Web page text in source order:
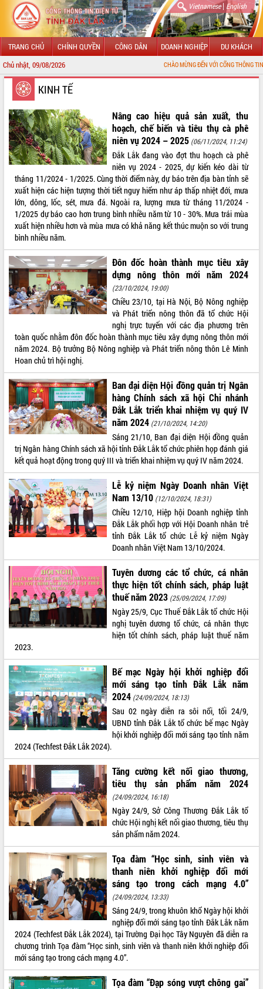
Vietnamese| English
TRANG CHỦ CHÍNH QUYỀN CÔNG DÂN DOANH NGHIỆP DU KHÁCH
Chủ nhật, 09/08/2026 CHÀO MỪNG ĐẾN VỚI CỔNG THÔNG TIN ĐIỆN TỬ TỈNH
GIỚI THIỆU
LÃNH ĐẠO UBND TỈNH
TIN TỨC SỰ KIỆN
SỞ, BAN, NGÀNH
UBND CÁC XÃ, PHƯỜNG
THÔNG TIN CHỈ ĐẠO ĐIỀU HÀNH
HỆ THỐNG VĂN BẢN
VĂN BẢN HĐND TỈNH
ĐIỂM TIN VĂN BẢN
QUY HOẠCH - KẾ HOẠCH
Khám bệnh, cấp phát thuốc miễn phí
và tặng quà người dân xã Cư Pui
Hội nghị UBND tỉnh Đắk Lắk thường kỳ
tháng 7/2026
Lễ truy tặng danh hiệu “Bà Mẹ Việt
Nam Anh hùng” và trao Huân chương
UBND tỉnh Đắk Lắk triển khai nhiệm
vụ 6 tháng cuối năm 2026
Kỳ họp thứ Hai, Hội đồng nhân dân
tỉnh khóa XI quyết nghị nhiều nội dung
quan trọng
Bí thư Tỉnh ủy Lương Nguyễn Minh
Triết thăm, tặng quà người có công với
Rà soát, hoàn thiện hệ thống thiết chế
văn hóa, thể thao đáp ứng yêu cầu
phát triển mới
Thường trực HĐND tỉnh Đắk Lắk gặp
mặt Đoàn chuyên gia y tế TP. Hồ Chí
Minh
Lễ truy điệu và an táng hài cốt liệt sĩ
tại Nghĩa trang Liệt sĩ xã Sơn Hòa
Bàn giải pháp tháo gỡ khó khăn trong
xuất khẩu sầu riêng và triển khai quy
định EUDR
ALBUM ẢNH
LIÊN KẾT WEB
THỐNG KÊ TRUY CẬP
Hôm nay: 13993
Tất cả:
66099661
KINH TẾ
Nâng cao hiệu quả sản xuất, thu
hoạch, chế biến và tiêu thụ cà phê
niên vụ 2024 – 2025 (06/11/2024, 11:24)
Đắk Lắk đang vào đợt thu hoạch cà phê
niên vụ 2024 - 2025, dự kiến kéo dài từ
tháng 11/2024 - 1/2025. Cùng thời điểm này, dự báo trên địa bàn tỉnh sẽ
xuất hiện các hiện tượng thời tiết nguy hiểm như áp thấp nhiệt đới, mưa
lớn, dông, lốc, sét, mưa đá. Ngoài ra, lượng mưa từ tháng 11/2024 -
1/2025 dự báo cao hơn trung bình nhiều năm từ 10 - 30%. Mưa trái mùa
xuất hiện nhiều hơn và mùa mưa có khả năng kết thúc muộn so với trung
bình nhiều năm.
Đôn đốc hoàn thành mục tiêu xây
dựng nông thôn mới năm 2024
(23/10/2024, 19:00)
Chiều 23/10, tại Hà Nội, Bộ Nông nghiệp
và Phát triển nông thôn đã tổ chức Hội
nghị trực tuyến với các địa phương trên
toàn quốc nhằm đôn đốc hoàn thành mục tiêu xây dựng nông thôn mới
năm 2024. Bộ trưởng Bộ Nông nghiệp và Phát triển nông thôn Lê Minh
Hoan chủ trì hội nghị.
Ban đại diện Hội đồng quản trị Ngân
hàng Chính sách xã hội Chi nhánh
Đắk Lắk triển khai nhiệm vụ quý IV
năm 2024 (21/10/2024, 14:20)
Sáng 21/10, Ban đại diện Hội đồng quản
trị Ngân hàng Chính sách xã hội tỉnh Đắk Lắk tổ chức phiên họp đánh giá
kết quả hoạt động trong quý III và triển khai nhiệm vụ quý IV năm 2024.
Lễ kỷ niệm Ngày Doanh nhân Việt
Nam 13/10 (12/10/2024, 18:31)
Chiều 12/10, Hiệp hội Doanh nghiệp tỉnh
Đắk Lắk phối hợp với Hội Doanh nhân trẻ
tỉnh Đắk Lắk tổ chức Lễ kỷ niệm Ngày
Doanh nhân Việt Nam 13/10/2024.
Tuyên dương các tổ chức, cá nhân
thực hiện tốt chính sách, pháp luật
thuế năm 2023 (25/09/2024, 17:09)
Ngày 25/9, Cục Thuế Đắk Lắk tổ chức Hội
nghị tuyên dương tổ chức, cá nhân thực
hiện tốt chính sách, pháp luật thuế năm
2023.
Bế mạc Ngày hội khởi nghiệp đổi
mới sáng tạo tỉnh Đắk Lắk năm
2024 (24/09/2024, 18:13)
Sau 02 ngày diễn ra sôi nổi, tối 24/9,
UBND tỉnh Đắk Lắk tổ chức bế mạc Ngày
hội khởi nghiệp đổi mới sáng tạo tỉnh năm
2024 (Techfest Đắk Lắk 2024).
Tăng cường kết nối giao thương,
tiêu thụ sản phẩm năm 2024
(24/09/2024, 16:18)
Ngày 24/9, Sở Công Thương Đắk Lắk tổ
chức Hội nghị kết nối giao thương, tiêu thụ
sản phẩm năm 2024.
Tọa đàm “Học sinh, sinh viên và
thanh niên khởi nghiệp đổi mới
sáng tạo trong cách mạng 4.0”
(24/09/2024, 13:33)
Sáng 24/9, trong khuôn khổ Ngày hội khởi
nghiệp đổi mới sáng tạo tỉnh Đắk Lắk năm
2024 (Techfest Đắk Lắk 2024), tại Trường Đại học Tây Nguyên đã diễn ra
chương trình Tọa đàm “Học sinh, sinh viên và thanh niên khởi nghiệp đổi
mới sáng tạo trong cách mạng 4.0”.
Tọa đàm “Đạp sóng vượt chông gai”